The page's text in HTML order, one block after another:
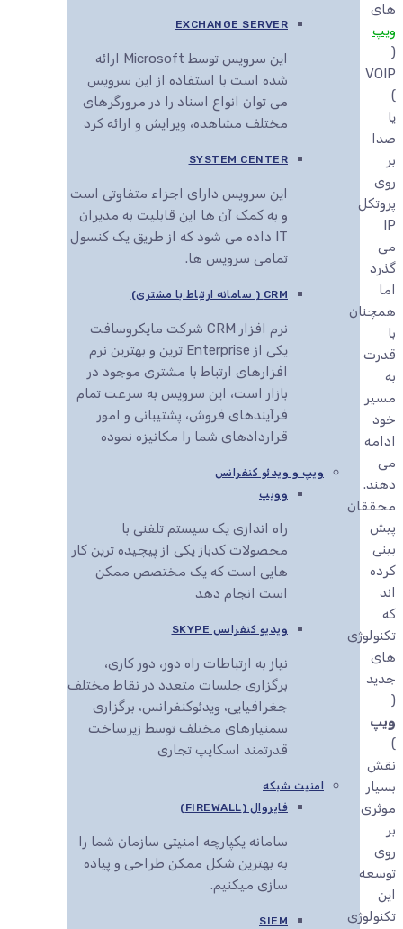
EXCHANGE SERVER
این سرویس توسط Microsoft ارائه
شده است با استفاده از این سرویس
می توان انواع اسناد را در مرورگرهای
مختلف مشاهده، ویرایش و ارائه کرد
SYSTEM CENTER
این سرویس دارای اجزاء متفاوتی است
و به کمک آن ها این قابلیت به مدیران
IT داده می شود که از طریق یک کنسول
تمامی سرویس ها.
CRM ( سامانه ارتباط با مشتری)
نرم افزار CRM شرکت مایکروسافت
یکی از Enterprise ترین و بهترین نرم
افزارهای ارتباط با مشتری موجود در
بازار است، این سرویس به سرعت تمام
فرآیندهای فروش، پشتیبانی و امور
قراردادهای شما را مکانیزه نموده
ویپ و ویدئو کنفرانس
وویپ
راه اندازی یک سیستم تلفنی با
محصولات کدباز یکی از پیچیده ترین کار
هایی است که یک مختصص ممکن
است انجام دهد
ویدیو کنفرانس SKYPE
نیاز به ارتباطات راه دور، دور کاری،
برگزاری جلسات متعدد در نقاط مختلف
جغرافیایی، ویدئوکنفرانس، برگزاری
سمنیارهای مختلف توسط زیرساخت
قدرتمند اسکایپ تجاری
امنیت شبکه
فایروال (FIREWALL)
سامانه یکپارچه امنیتی سازمان شما را
به بهترین شکل ممکن طراحی و پیاده
سازی میکنیم.
SIEM
های
ویپ
(
VOIP
)
یا
صدا
بر
روی
پروتکل
IP
می
گذرد
اما
همچنان
با
قدرت
به
مسیر
خود
ادامه
می
دهند.
محققان
پیش
بینی
کرده
اند
که
تکنولوژی
های
جدید
(
ویپ
)
نقش
بسیار
موثری
بر
روی
توسعه
این
تکنولوژی